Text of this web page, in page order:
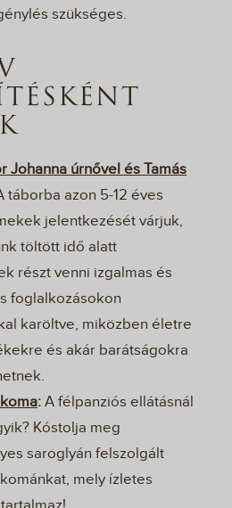
szükséges.
Johanna úrnővel és Tamás
táborba azon 5-12 éves
jelentkezését várjuk,
töltött idő alatt
részt venni izgalmas és
foglalkozásokon
karöltve, miközben életre
és akár barátságokra
: A félpanziós ellátásnál
Kóstolja meg
saroglyán felszolgált
mely ízletes